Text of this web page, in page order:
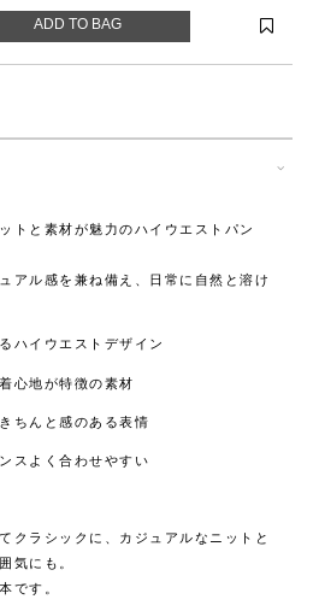
トと素材が魅力のハイウエストパン
アル感を兼ね備え、日常に自然と溶け
ハイウエストデザイン
心地が特徴の素材
ちんと感のある表情
スよく合わせやすい
クラシックに、カジュアルなニットと
気にも。
です。